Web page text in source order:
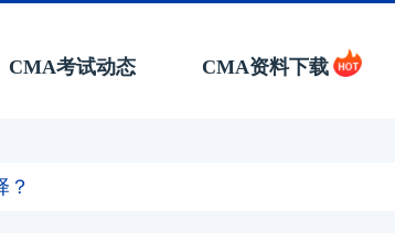
CMA考试动态 CMA资料下载
？